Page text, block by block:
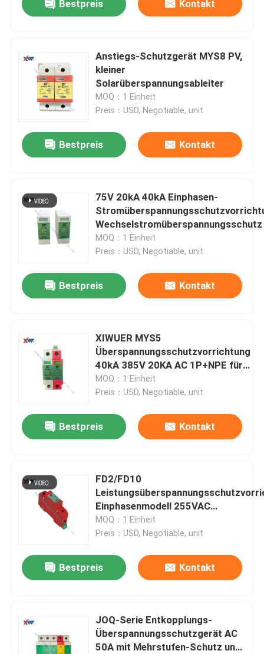
Produkte
Bestpreis Kontakt
Anstiegs-Schutzgerät MYS8 PV,
kleiner
Solarüberspannungsableiter
MOQ：1 Einheit
Preis：USD, Negotiable, unit
Bestpreis Kontakt
75V 20kA 40kA Einphasen-
Wechselstromüberspannungsschutz
MOQ：1 Einheit
Preis：USD, Negotiable, unit
Bestpreis Kontakt
XIWUER MYS5
Überspannungsschutzvorrichtung
40kA 385V 20KA AC 1P+NPE für
eine 380V-Stromversorgung
MOQ：1 Einheit
Preis：USD, Negotiable, unit
Bestpreis Kontakt
FD2/FD10
Einphasenmodell 255VAC
Überspannungssperre
MOQ：1 Einheit
Preis：USD, Negotiable, unit
Bestpreis Kontakt
JOQ-Serie Entkopplungs-
Überspannungsschutzgerät AC
50A mit Mehrstufen-Schutz und